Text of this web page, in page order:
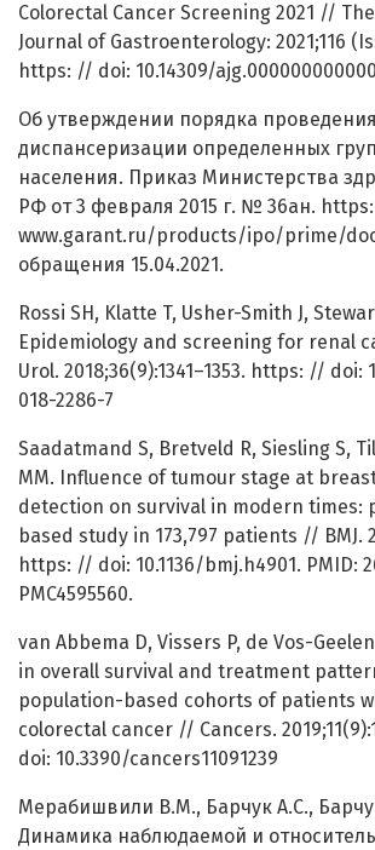
Colorectal Cancer Screening 2021 //
Journal of Gastroenterology: 2021;116
https: // doi: 10.14309/
Об утверждении порядка проведения
диспансеризации определенных
населения. Приказ Министерства
РФ от 3 февраля 2015 г. № 36ан.
www.garant.ru/products/ipo/prime/
обращения 15.04.2021.
Rossi SH, Klatte T, Usher-Smith J,
Epidemiology and screening for renal
Urol. 2018;36(9):1341–1353. https: // doi:
018-2286-7
Saadatmand S, Bretveld R, Siesling S,
MM. Influence of tumour stage at
detection on survival in modern times:
based study in 173,797 patients // BMJ.
https: // doi: 10.1136/bmj.h4901. PMID:
PMC4595560.
van Abbema D, Vissers P, de Vos-
in overall survival and treatment
population-based cohorts of patients
colorectal cancer // Cancers.
doi: 10.3390/cancers11091239
Мерабишвили В.М., Барчук А.С.,
Динамика наблюдаемой и